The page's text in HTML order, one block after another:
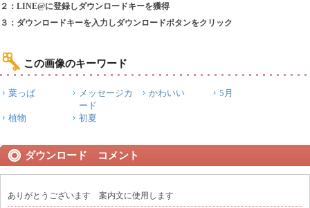
２：LINE@に登録しダウンロードキーを獲得
３：ダウンロードキーを入力しダウンロードボタンをクリック
この画像のキーワード
葉っぱ
メッセージカ
ード
かわいい 5月
植物 初夏
ダウンロード コメント
ありがとうございます 案内文に使用します